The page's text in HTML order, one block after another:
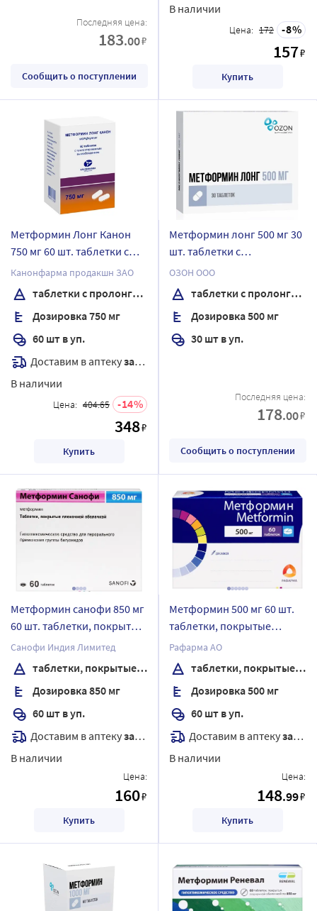
Последняя цена:
183.00₽
Сообщить о поступлении
В наличии
Цена: 172 8
157₽
Купить
Метформин Лонг Канон
750 мг 60 шт. таблетки с
пролонгированным
высвобождением банка
Канонфарма продакшн ЗАО
таблетки с пролонгированным высвобождением
Дозировка 750 мг
60 шт в уп.
Доставим в аптекузавтра
В наличии
Цена: 404.65 14
348₽
Купить
Метформин лонг 500 мг 30
шт. таблетки с
пролонгированным
высвобождением
ОЗОН ООО
таблетки с пролонгированным высвобождением
Дозировка 500 мг
30 шт в уп.
Последняя цена:
178.00₽
Сообщить о поступлении
Метформин санофи 850 мг
60 шт. таблетки, покрытые
пленочной оболочкой
Санофи Индия Лимитед
таблетки, покрытые пленочной оболочкой
Дозировка 850 мг
60 шт в уп.
Доставим в аптекузавтра
В наличии
Цена:
160₽
Купить
Метформин 500 мг 60 шт.
таблетки, покрытые
пленочной оболочкой
Рафарма АО
таблетки, покрытые пленочной оболочкой
Дозировка 500 мг
60 шт в уп.
Доставим в аптекузавтра
В наличии
Цена:
148.99₽
Купить